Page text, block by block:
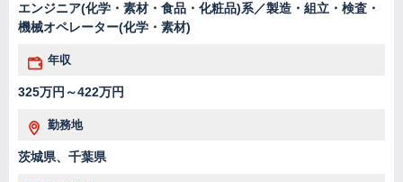
エンジニア(化学・素材・食品・化粧品)系／製造・組立・検査・
機械オペレーター(化学・素材)
年収
325万円～422万円
勤務地
茨城県、千葉県